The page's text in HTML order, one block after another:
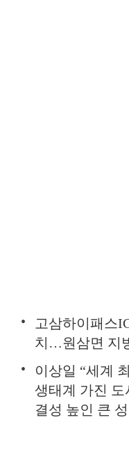
고삼하이패스
치…원삼면 지
이상일 “세계
생태계 가진 도
결성 높인 큰